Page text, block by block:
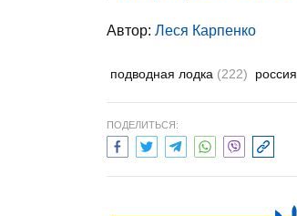
Автор: Леся Карпенко
подводная лодка (222) россия
ПОДЕЛИТЬСЯ: